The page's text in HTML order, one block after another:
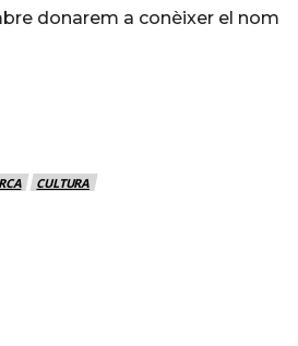
donarem a conèixer el nom
CULTURA